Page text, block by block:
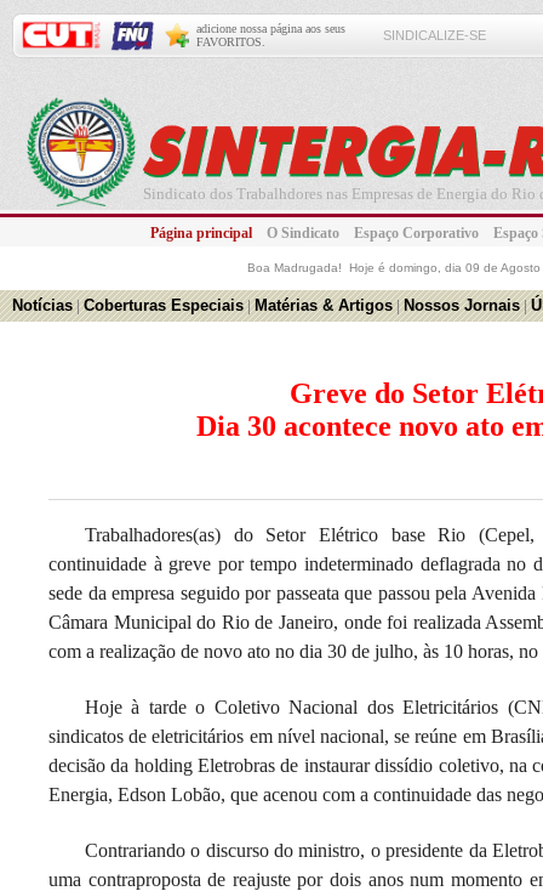
adicione nossa página aos seus
FAVORITOS.
SINDICALIZE-SE
Sindicato dos Trabalhdores nas Empresas de Energia do Rio
Página principal O Sindicato Espaço Corporativo
Boa Madrugada! Hoje é domingo, dia 09 de
Notícias|Coberturas Especiais|Matérias & Artigos|Nossos Jornais|
Greve do Setor
Dia 30 acontece novo ato
Trabalhadores(as) do Setor Elétrico base Rio
continuidade à greve por tempo indeterminado deflagrada
sede da empresa seguido por passeata que passou pela
Câmara Municipal do Rio de Janeiro, onde foi realizada
com a realização de novo ato no dia 30 de julho, às 10 horas,
Hoje à tarde o Coletivo Nacional dos Eletricitários
sindicatos de eletricitários em nível nacional, se reúne em
decisão da holding Eletrobras de instaurar dissídio coletivo, na
Energia, Edson Lobão, que acenou com a continuidade das
Contrariando o discurso do ministro, o presidente da
uma contraproposta de reajuste por dois anos num momento